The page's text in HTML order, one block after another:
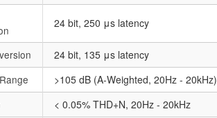
24 bit, 250 μs latency
24 bit, 135 μs latency
>105 dB (A-Weighted, 20Hz - 20kHz)
< 0.05% THD+N, 20Hz - 20kHz